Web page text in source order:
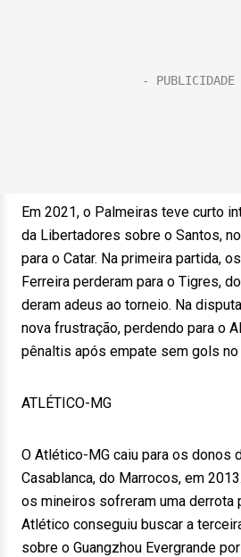
Em 2021, o Palmeiras teve curto
da Libertadores sobre o Santos,
para o Catar. Na primeira partida,
Ferreira perderam para o Tigres,
deram adeus ao torneio. Na
nova frustração, perdendo para o
pênaltis após empate sem gols no
ATLÉTICO-MG
O Atlético-MG caiu para os donos
Casablanca, do Marrocos, em
os mineiros sofreram uma derrota
Atlético conseguiu buscar a
sobre o Guangzhou Evergrande